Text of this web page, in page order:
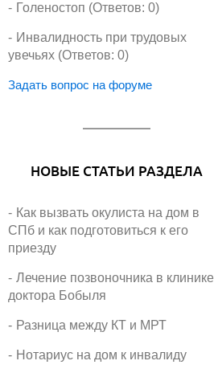
Голеностоп (Ответов: 0)
Инвалидность при трудовых
увечьях (Ответов: 0)
Задать вопрос на форуме
НОВЫЕ СТАТЬИ РАЗДЕЛА
Как вызвать окулиста на дом в
СПб и как подготовиться к его
приезду
Лечение позвоночника в клинике
доктора Бобыля
Разница между КТ и МРТ
Нотариус на дом к инвалиду